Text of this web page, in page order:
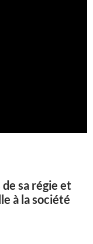
sa régie et
à la société